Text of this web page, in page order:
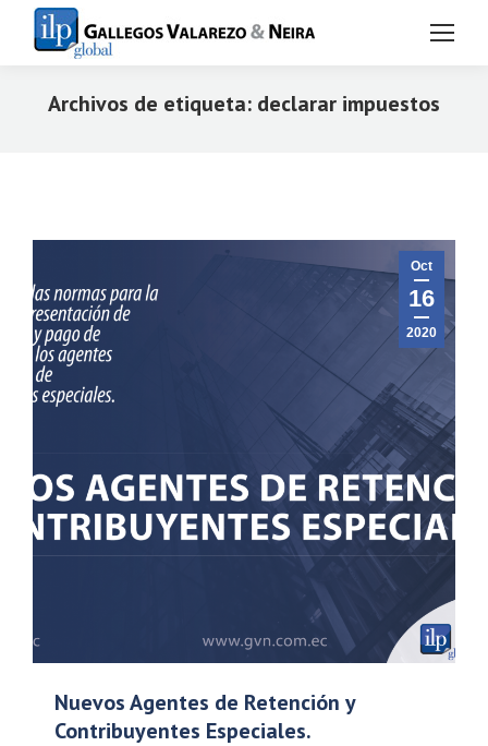
Archivos de etiqueta: declarar impuestos
Oct
16
2020
Nuevos Agentes de Retención y
Contribuyentes Especiales.